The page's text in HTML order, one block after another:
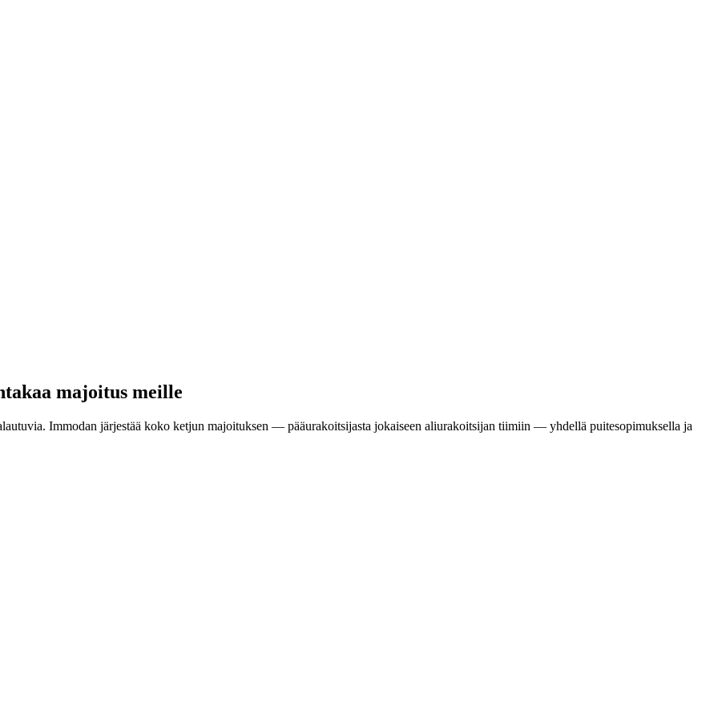
majoitus meille
Immodan järjestää koko ketjun majoituksen — pääurakoitsijasta jokaiseen aliurakoitsijan tiimiin — yhdellä puitesopimuksella ja